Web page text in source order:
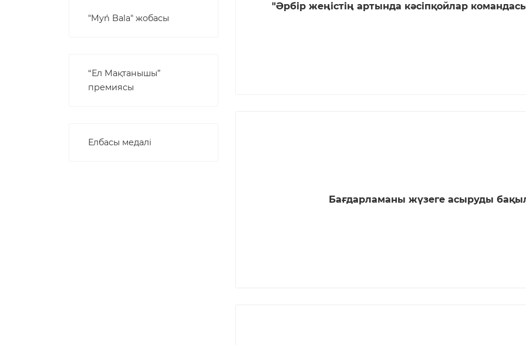
"Myń Bala" жобасы
“Ел Мақтанышы”
премиясы
Елбасы медалі
"Әрбір жеңістің артында кәсіпқойлар
Бағдарламаны жүзеге асыруды